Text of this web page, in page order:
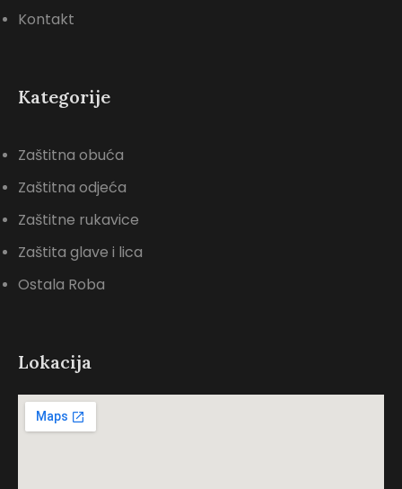
Kontakt
Kategorije
Zaštitna obuća
Zaštitna odjeća
Zaštitne rukavice
Zaštita glave i lica
Ostala Roba
Lokacija